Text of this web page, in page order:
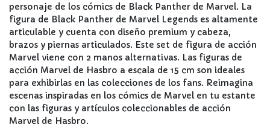
personaje de los cómics de Black Panther de Marvel. La
figura de Black Panther de Marvel Legends es altamente
articulable y cuenta con diseño premium y cabeza,
brazos y piernas articulados. Este set de figura de acción
Marvel viene con 2 manos alternativas. Las figuras de
acción Marvel de Hasbro a escala de 15 cm son ideales
para exhibirlas en las colecciones de los fans. Reimagina
escenas inspiradas en los cómics de Marvel en tu estante
con las figuras y artículos coleccionables de acción
Marvel de Hasbro.